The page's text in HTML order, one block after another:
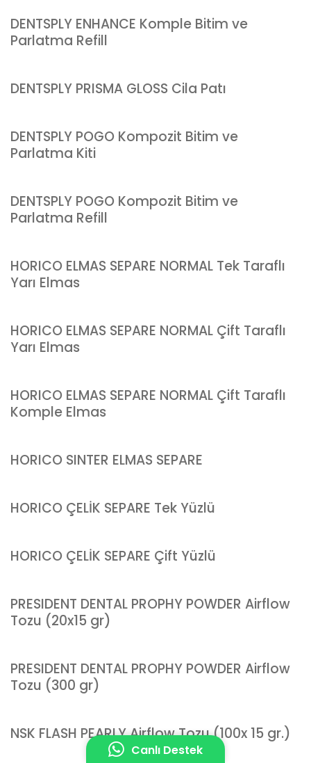
Canlı Destek
DENTSPLY ENHANCE Komple Bitim ve
Parlatma Refill
DENTSPLY PRISMA GLOSS Cila Patı
DENTSPLY POGO Kompozit Bitim ve
Parlatma Kiti
DENTSPLY POGO Kompozit Bitim ve
Parlatma Refill
HORICO ELMAS SEPARE NORMAL Tek Taraflı
Yarı Elmas
HORICO ELMAS SEPARE NORMAL Çift Taraflı
Yarı Elmas
HORICO ELMAS SEPARE NORMAL Çift Taraflı
Komple Elmas
HORICO SINTER ELMAS SEPARE
HORICO ÇELİK SEPARE Tek Yüzlü
HORICO ÇELİK SEPARE Çift Yüzlü
PRESIDENT DENTAL PROPHY POWDER Airflow
Tozu (20x15 gr)
PRESIDENT DENTAL PROPHY POWDER Airflow
Tozu (300 gr)
NSK FLASH PEARLY Airflow Tozu (100x 15 gr.)